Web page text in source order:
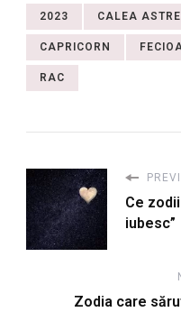
2023 CALEA
CAPRICORN
RAC
Ce
iubesc”
Zodia care